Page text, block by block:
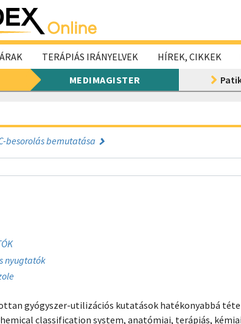
TERÁPIÁS IRÁNYELVEK HÍREK, CIKKEK
MEDIMAGISTER
besorolás bemutatása
nyugtatók
gyógyszer-utilizációs kutatások hatékonyabbá
classification system, anatómiai, terápiás,